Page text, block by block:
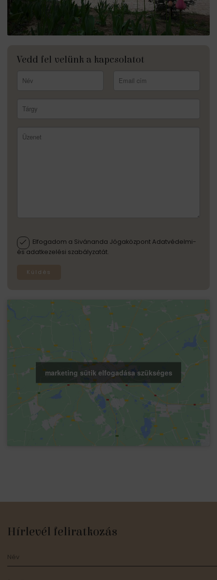
Vedd fel velünk a kapcsolatot
Elfogadom a Sivánanda Jógaközpont Adatvédelmi-
és adatkezelési szabályzatát.
Küldés
marketing sütik elfogadása szükséges
Hírlevél feliratkozás